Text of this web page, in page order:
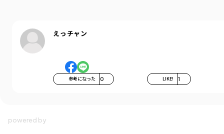
えっチャン
参考になった 0 LIKE! 1